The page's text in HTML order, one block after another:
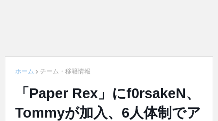
ホーム チーム・移籍情報
「Paper Rex」にf0rsakeN、
Tommyが加入、6人体制でア